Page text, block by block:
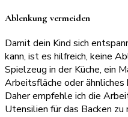
Ablenkung vermeiden
Damit dein Kind sich
kann, ist es hilfreich, keine
Spielzeug in der Küche, ein
Arbeitsfläche oder ähnliches
Daher empfehle ich die
Utensilien für das Backen zu